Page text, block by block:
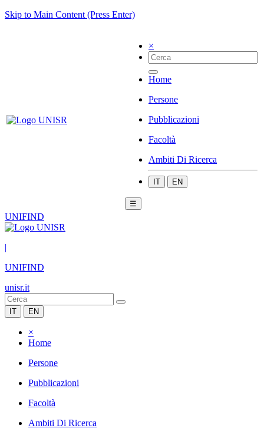
Skip to Main Content (Press Enter)
×
Home
Persone
Pubblicazioni
Facoltà
Ambiti Di Ricerca
IT EN
☰
UNIFIND
|
UNIFIND
unisr.it
IT EN
×
Home
Persone
Pubblicazioni
Facoltà
Ambiti Di Ricerca